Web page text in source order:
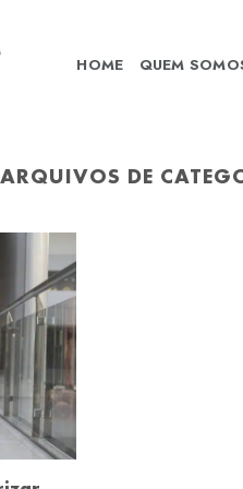
HOME QUEM
ARQUIVOS DE